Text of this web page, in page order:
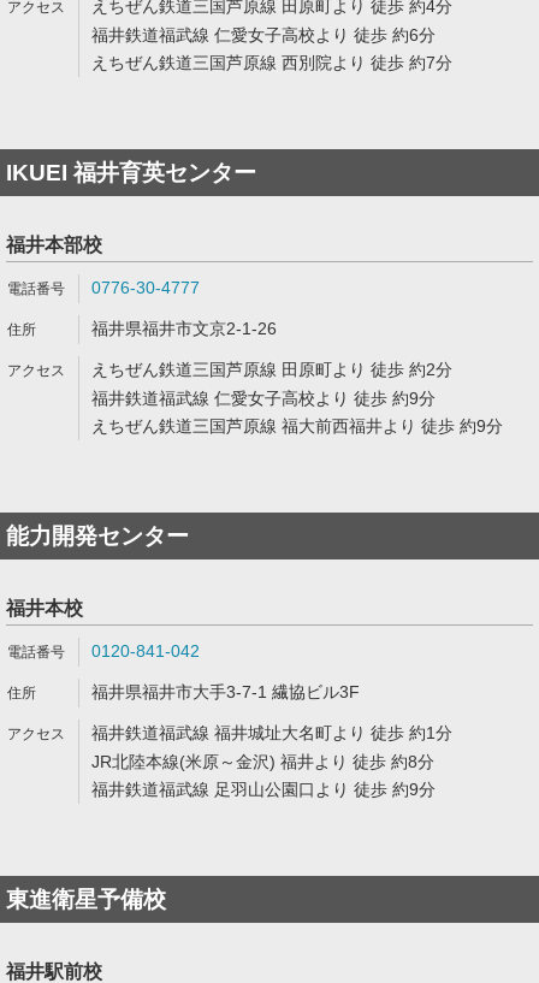
えちぜん鉄道三国芦原線 田原町より 徒歩 約4分
福井鉄道福武線 仁愛女子高校より 徒歩 約6分
えちぜん鉄道三国芦原線 西別院より 徒歩 約7分
IKUEI 福井育英センター
福井本部校
0776-30-4777
福井県福井市文京2-1-26
えちぜん鉄道三国芦原線 田原町より 徒歩 約2分
福井鉄道福武線 仁愛女子高校より 徒歩 約9分
えちぜん鉄道三国芦原線 福大前西福井より 徒歩 約9分
能力開発センター
福井本校
0120-841-042
福井県福井市大手3-7-1 繊協ビル3F
福井鉄道福武線 福井城址大名町より 徒歩 約1分
JR北陸本線(米原～金沢) 福井より 徒歩 約8分
福井鉄道福武線 足羽山公園口より 徒歩 約9分
東進衛星予備校
福井駅前校